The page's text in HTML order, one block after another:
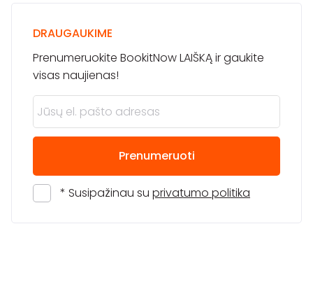
DRAUGAUKIME
Prenumeruokite BookitNow LAIŠKĄ ir gaukite
visas naujienas!
Prenumeruoti
* Susipažinau su privatumo politika